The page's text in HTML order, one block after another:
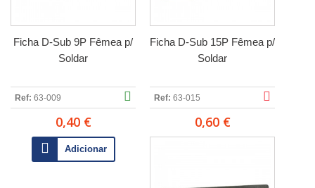
Ficha D-Sub 9P Fêmea p/
Soldar
Ref: 63-009
0,40 €
Adicionar
Ficha D-Sub 15P Fêmea p/
Soldar
Ref: 63-015
0,60 €